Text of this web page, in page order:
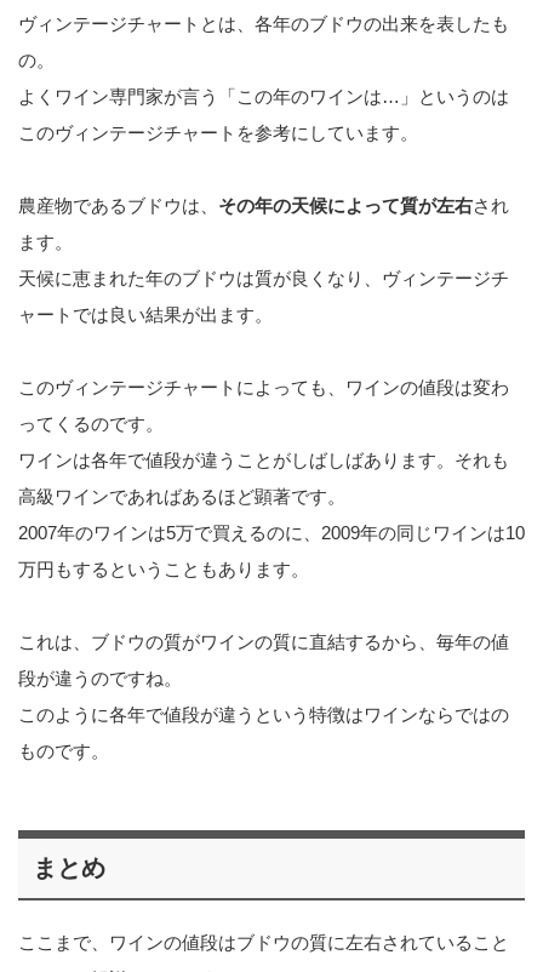
ヴィンテージチャートとは、各年のブドウの出来を表したも
の。
よくワイン専門家が言う「この年のワインは…」というのは
このヴィンテージチャートを参考にしています。
農産物であるブドウは、 その年の天候によって質が左右され
ます。
天候に恵まれた年のブドウは質が良くなり、ヴィンテージチ
ャートでは良い結果が出ます。
このヴィンテージチャートによっても、ワインの値段は変わ
ってくるのです。
ワインは各年で値段が違うことがしばしばあります。それも
高級ワインであればあるほど顕著です。
2007年のワインは5万で買えるのに、2009年の同じワインは10
万円もするということもあります。
これは、ブドウの質がワインの質に直結するから、毎年の値
段が違うのですね。
このように各年で値段が違うという特徴はワインならではの
ものです。
まとめ
ここまで、ワインの値段はブドウの質に左右されていること